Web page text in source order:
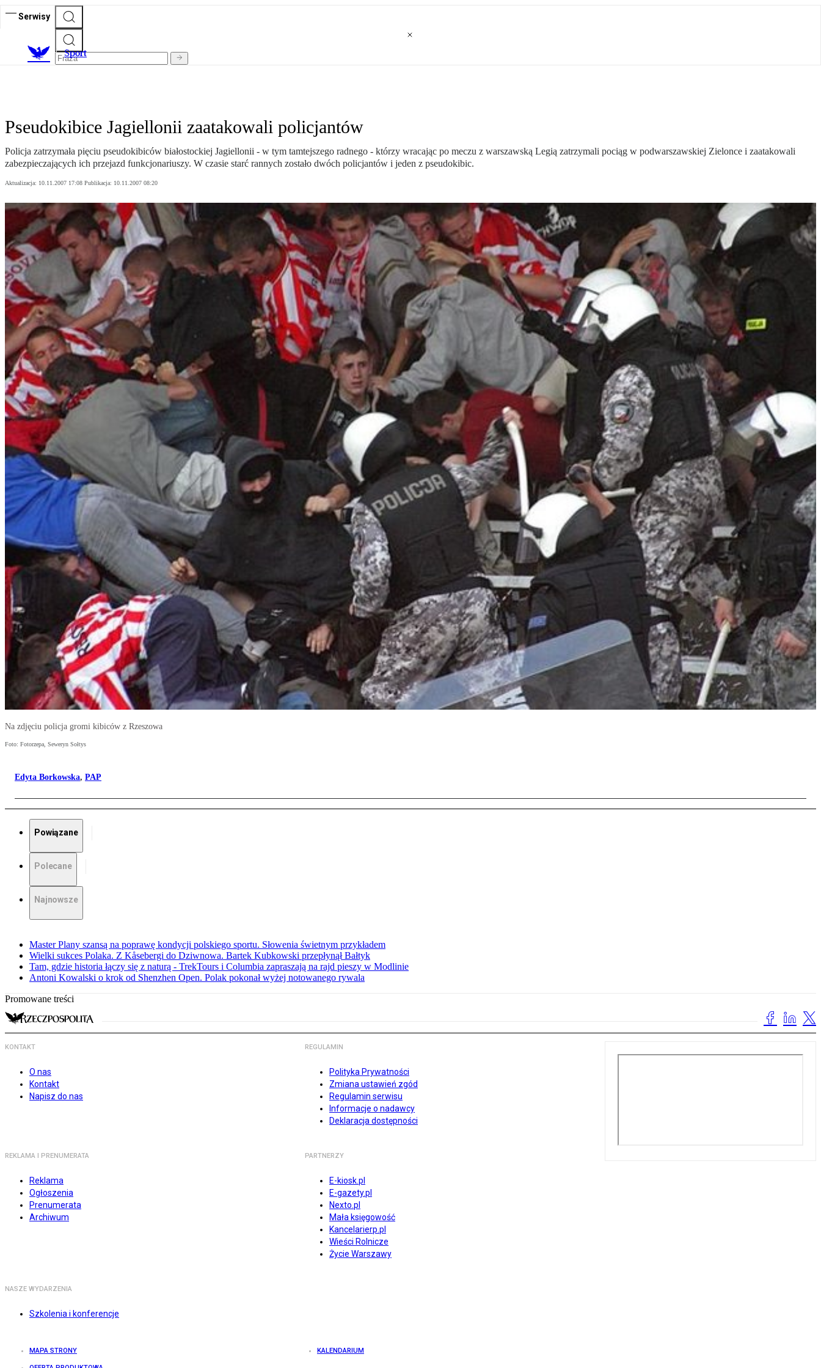
Serwisy
Sport
Pseudokibice Jagiellonii zaatakowali policjantów
Policja zatrzymała pięciu pseudokibiców białostockiej Jagiellonii - w tym tamtejszego radnego - którzy wracając po meczu z warszawską Legią zatrzymali pociąg w podwarszawskiej Zielonce i zaatakowali
zabezpieczających ich przejazd funkcjonariuszy. W czasie starć rannych zostało dwóch policjantów i jeden z pseudokibic.
Aktualizacja: 10.11.2007 17:08 Publikacja: 10.11.2007 08:20
Na zdjęciu policja gromi kibiców z Rzeszowa
Foto: Fotorzepa, Seweryn Sołtys
Edyta Borkowska, PAP
Powiązane
Polecane
Najnowsze
Master Plany szansą na poprawę kondycji polskiego sportu. Słowenia świetnym przykładem
Wielki sukces Polaka. Z Kåsebergi do Dziwnowa. Bartek Kubkowski przepłynął Bałtyk
Tam, gdzie historia łączy się z naturą - TrekTours i Columbia zapraszają na rajd pieszy w Modlinie
Antoni Kowalski o krok od Shenzhen Open. Polak pokonał wyżej notowanego rywala
Promowane treści
KONTAKT
O nas
Kontakt
Napisz do nas
REGULAMIN
Polityka Prywatności
Zmiana ustawień zgód
Regulamin serwisu
Informacje o nadawcy
Deklaracja dostępności
REKLAMA I PRENUMERATA
Reklama
Ogłoszenia
Prenumerata
Archiwum
PARTNERZY
E-kiosk.pl
E-gazety.pl
Nexto.pl
Mała księgowość
Kancelarierp.pl
Wieści Rolnicze
Życie Warszawy
NASZE WYDARZENIA
Szkolenia i konferencje
MAPA STRONY KALENDARIUM